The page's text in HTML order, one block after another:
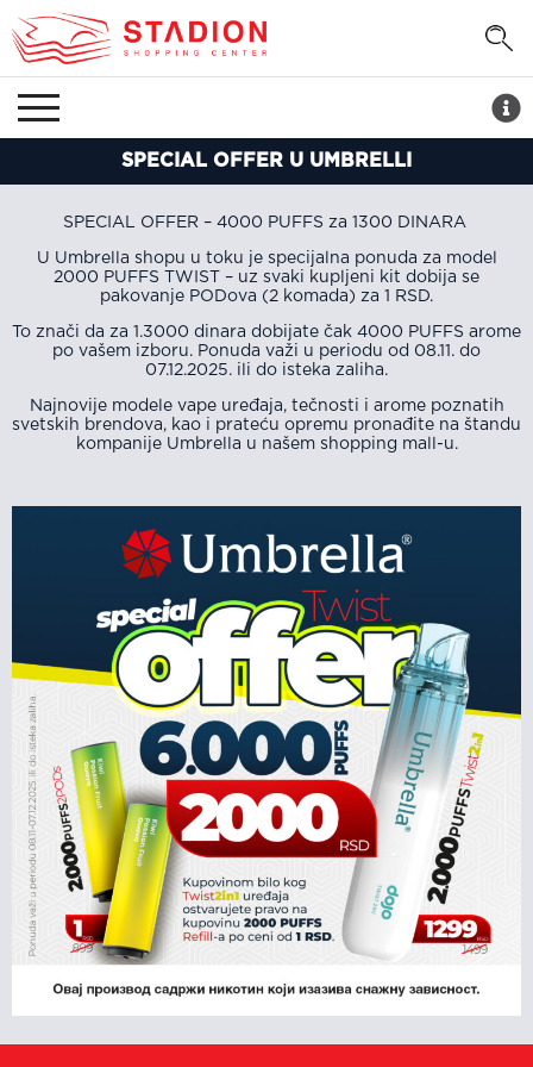
SPECIAL OFFER U UMBRELLI
SPECIAL OFFER – 4000 PUFFS za 1300 DINARA
U Umbrella shopu u toku je specijalna ponuda za model
2000 PUFFS TWIST – uz svaki kupljeni kit dobija se
pakovanje PODova (2 komada) za 1 RSD.
To znači da za 1.3000 dinara dobijate čak 4000 PUFFS arome
po vašem izboru. Ponuda važi u periodu od 08.11. do
07.12.2025. ili do isteka zaliha.
Najnovije modele vape uređaja, tečnosti i arome poznatih
svetskih brendova, kao i prateću opremu pronađite na štandu
kompanije Umbrella u našem shopping mall-u.